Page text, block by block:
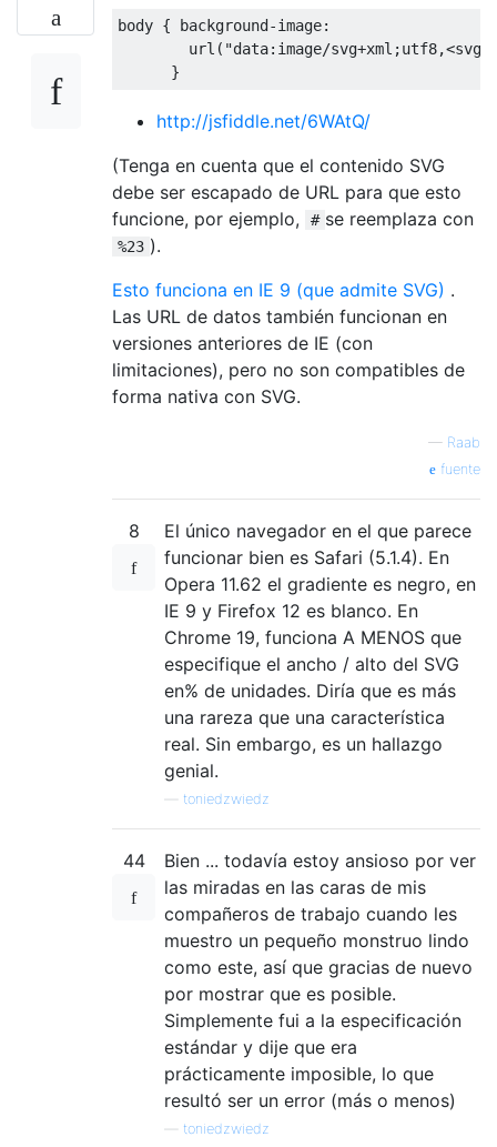
body { background-image:
        url
( "data:image/
}
http://jsfiddle.net/6WAtQ/
(Tenga en cuenta que el contenido SVG
debe ser escapado de URL para que esto
funcione, por ejemplo,
# se reemplaza con
%23 ).
Esto funciona en IE 9 (que admite SVG) .
Las URL de datos también funcionan en
versiones anteriores de IE (con
limitaciones), pero no son compatibles de
forma nativa con SVG.
— Raab
fuente
8
El único navegador en el que parece
funcionar bien es Safari (5.1.4). En
Opera 11.62 el gradiente es negro, en
IE 9 y Firefox 12 es blanco. En
Chrome 19, funciona A MENOS que
especifique el ancho / alto del SVG
en% de unidades. Diría que es más
una rareza que una característica
real. Sin embargo, es un hallazgo
genial.
toniedzwiedz
44
Bien ... todavía estoy ansioso por ver
las miradas en las caras de mis
compañeros de trabajo cuando les
muestro un pequeño monstruo lindo
como este, así que gracias de nuevo
por mostrar que es posible.
Simplemente fui a la especificación
estándar y dije que era
prácticamente imposible, lo que
resultó ser un error (más o menos)
toniedzwiedz